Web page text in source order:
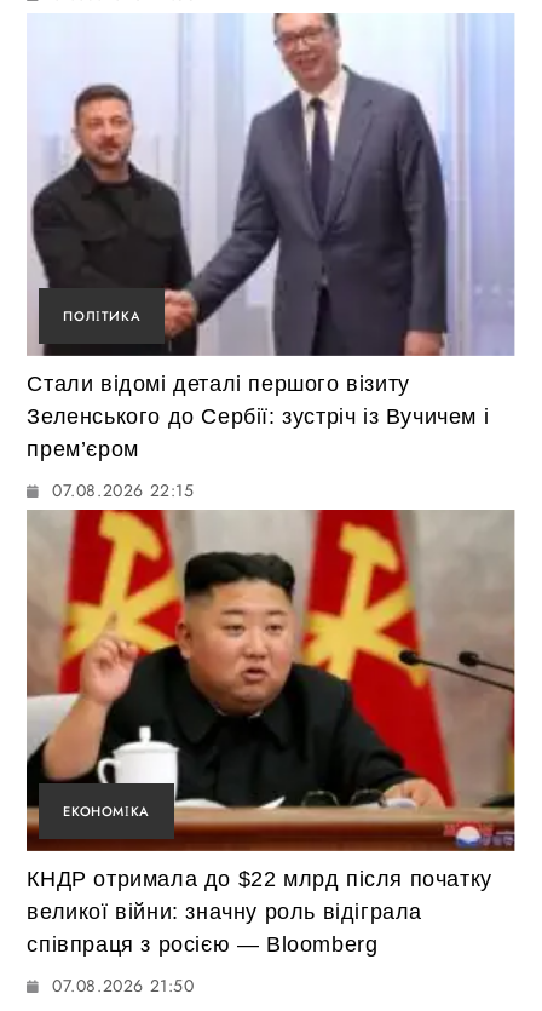
ПОЛІТИКА
Стали відомі деталі першого візиту
Зеленського до Сербії: зустріч із Вучичем і
прем’єром
07.08.2026 22:15
ЕКОНОМІКА
КНДР отримала до $22 млрд після початку
великої війни: значну роль відіграла
співпраця з росією — Bloomberg
07.08.2026 21:50